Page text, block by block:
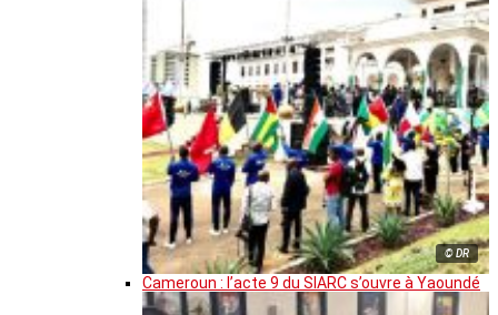
© DR
Cameroun : l’acte 9 du SIARC s’ouvre à Yaoundé